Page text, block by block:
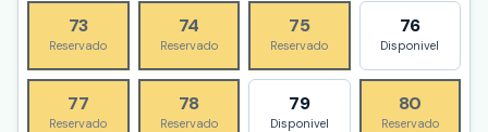
73
Reservado
74
Reservado
75
Reservado
76
Disponivel
77
Reservado
78
Reservado
79
Disponivel
80
Reservado